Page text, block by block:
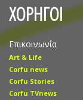
ΧΟΡΗΓΟΙ
Επικοινωνία
Art & Life
Corfu news
Corfu Stories
Corfu TVnews